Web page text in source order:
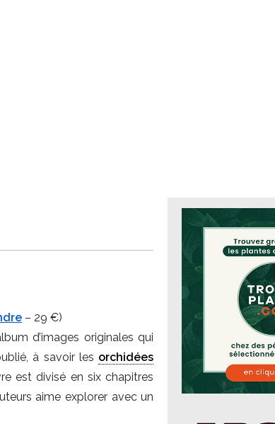
– 29 €)
d’images originales qui
à savoir les orchidées
est divisé en six chapitres
aime explorer avec un